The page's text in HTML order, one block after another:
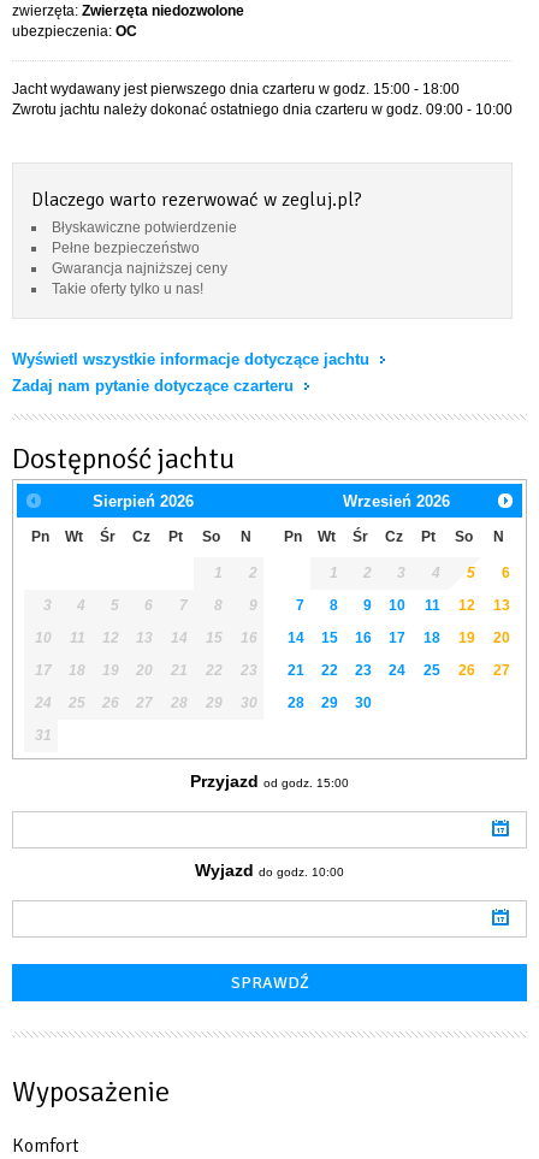
zwierzęta: Zwierzęta niedozwolone
ubezpieczenia: OC
Jacht wydawany jest pierwszego dnia czarteru w godz. 15:00 - 18:00
Zwrotu jachtu należy dokonać ostatniego dnia czarteru w godz. 09:00 - 10:00
Dlaczego warto rezerwować w zegluj.pl?
Błyskawiczne potwierdzenie
Pełne bezpieczeństwo
Gwarancja najniższej ceny
Takie oferty tylko u nas!
Wyświetl wszystkie informacje dotyczące jachtu
Zadaj nam pytanie dotyczące czarteru
Dostępność jachtu
Sierpień 2026
Pn Wt Śr Cz Pt So N
1
2
3
4 5 6 7 8
9
10
11 12 13 14 15
16
17
18 19 20 21 22
23
24
25 26 27 28 29
30
31
Wrzesień 2026
Pn Wt Śr Cz Pt So N
1 2 3 4 5
6
7
8 9 10 11 12
13
14
15 16 17 18 19
20
21
22 23 24 25 26
27
28
29 30
Przyjazd od godz. 15:00
Wyjazd do godz. 10:00
Wyposażenie
Komfort